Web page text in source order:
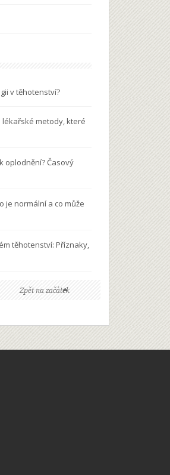
v těhotenství?
metody, které
oplodnění? Časový
je normální a co může
těhotenství: Příznaky,
Zpět na začátek